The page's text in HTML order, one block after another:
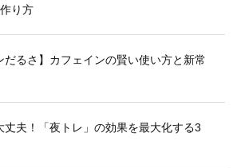
り方
だるさ】カフェインの賢い使い方と新常
丈夫！「夜トレ」の効果を最大化する3